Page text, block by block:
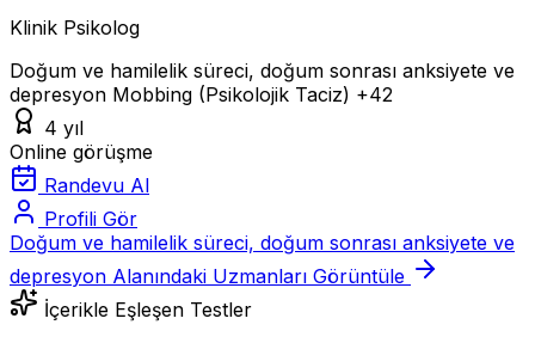
Klinik Psikolog
Doğum ve hamilelik süreci, doğum sonrası anksiyete ve
depresyon Mobbing (Psikolojik Taciz) +42
4 yıl
Online görüşme
Randevu Al
Profili Gör
Doğum ve hamilelik süreci, doğum sonrası anksiyete ve
depresyon Alanındaki Uzmanları Görüntüle
İçerikle Eşleşen Testler